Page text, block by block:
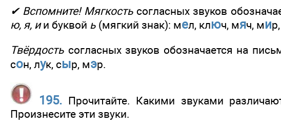
✔ Вспомните! Мягкостьсогласных звуков
ю, я, ии буквой ь (мягкий знак): мел, ключ, мяч, ми
Твёрдость согласных звуков обозначается на
сон, лук, сыр, мэр.
195. Прочитайте. Какими звуками
Произнесите эти звуки.